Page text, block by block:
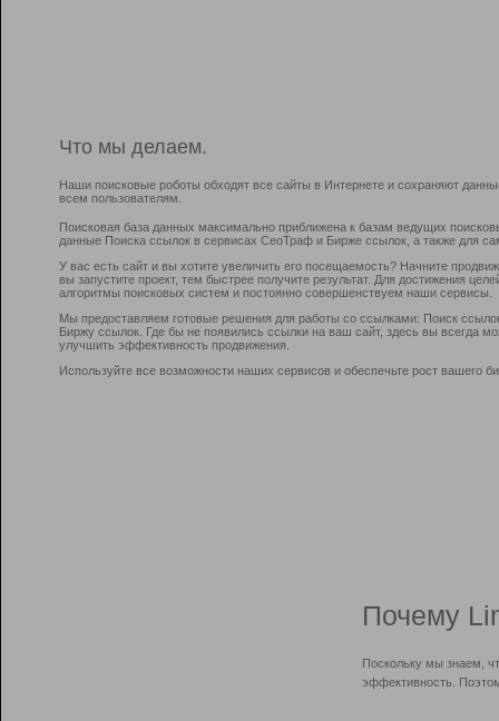
Что мы делаем.
Наши поисковые роботы обходят все сайты в Интернете и сохраняют
всем пользователям.
Поисковая база данных максимально приближена к базам ведущих
данные Поиска ссылок в сервисах СеоТраф и Бирже ссылок, а также для
У вас есть сайт и вы хотите увеличить его посещаемость? Начните
вы запустите проект, тем быстрее получите результат. Для достижения
алгоритмы поисковых систем и постоянно совершенствуем наши сервисы.
Мы предоставляем готовые решения для работы со ссылками: Поиск
Биржу ссылок. Где бы не появились ссылки на ваш сайт, здесь вы всегда
улучшить эффективность продвижения.
Используйте все возможности наших сервисов и обеспечьте рост вашего
Почему
Поскольку мы знаем,
эффективность.